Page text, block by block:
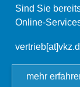
Sind Sie
Online-
mehr